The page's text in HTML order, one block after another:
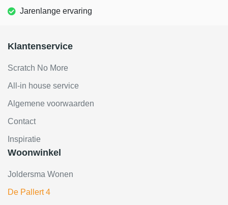
Jarenlange ervaring
Klantenservice
Scratch No More
All-in house service
Algemene voorwaarden
Contact
Inspiratie
Woonwinkel
Joldersma Wonen
De Pallert 4